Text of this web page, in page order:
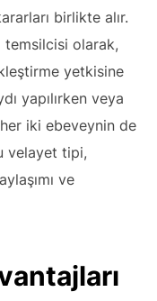
birlikte alır.
olarak,
yetkisine
yapılırken veya
iki ebeveynin de
velayet tipi,
ve